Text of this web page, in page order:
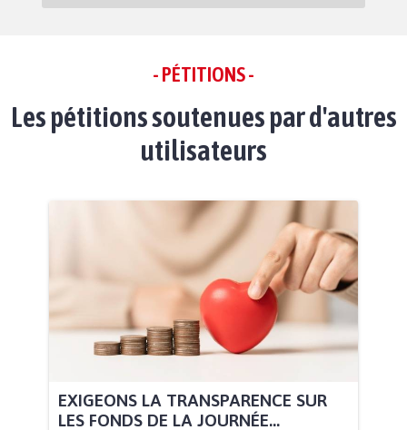
- PÉTITIONS -
Les pétitions soutenues par d'autres
utilisateurs
EXIGEONS LA TRANSPARENCE SUR
LES FONDS DE LA JOURNÉE...